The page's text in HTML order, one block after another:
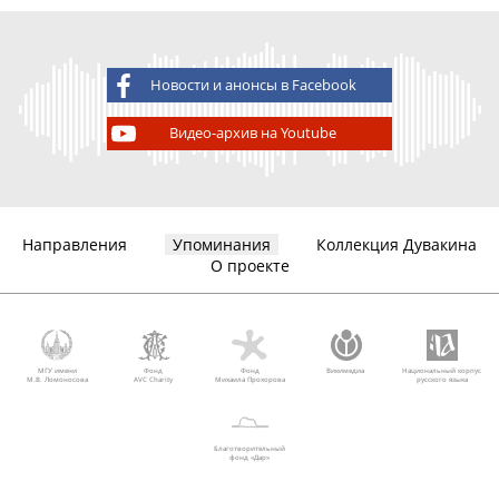
Новости и анонсы в Facebook
Видео-архив на Youtube
Направления Упоминания
Коллекция Дувакина
О проекте
МГУ имени
М.В. Ломоносова
Фонд
AVC Charity
Фонд
Михаила Прохорова
Викимедиа
Национальный корпус
русского языка
Благотворительный
фонд «Дар»